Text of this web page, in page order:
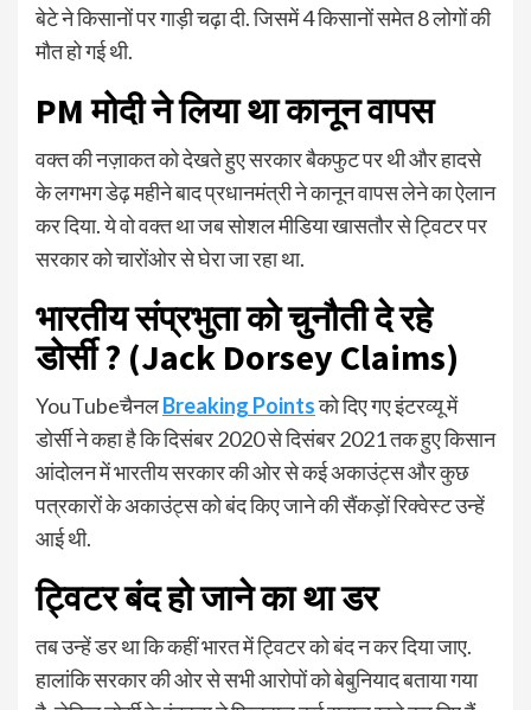
बेटे ने किसानों पर गाड़ी चढ़ा दी. जिसमें 4 किसानों समेत 8 लोगों की
मौत हो गई थी.
PM मोदी ने लिया था कानून वापस
वक्त की नज़ाकत को देखते हुए सरकार बैकफुट पर थी और हादसे
के लगभग डेढ़ महीने बाद प्रधानमंत्री ने कानून वापस लेने का ऐलान
कर दिया. ये वो वक्त था जब सोशल मीडिया खासतौर से ट्विटर पर
सरकार को चारोंओर से घेरा जा रहा था.
भारतीय संप्रभुता को चुनौती दे रहे
डोर्सी ? (Jack Dorsey Claims)
YouTubeचैनलBreaking Pointsको दिए गए इंटरव्यू में
डोर्सी ने कहा है कि दिसंबर 2020 से दिसंबर 2021 तक हुए किसान
आंदोलन में भारतीय सरकार की ओर से कई अकाउंट्स और कुछ
पत्रकारों के अकाउंट्स को बंद किए जाने की सैंकड़ों रिक्वेस्ट उन्हें
आई थी.
ट्विटर बंद हो जाने का था डर
तब उन्हें डर था कि कहीं भारत में ट्विटर को बंद न कर दिया जाए.
हालांकि सरकार की ओर से सभी आरोपों को बेबुनियाद बताया गया